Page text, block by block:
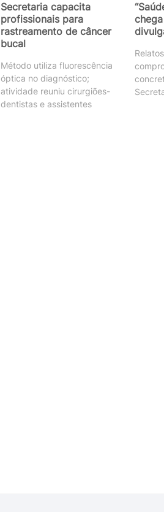
Secretaria capacita
profissionais para
rastreamento de câncer
bucal
Método utiliza fluorescência
óptica no diagnóstico;
atividade reuniu cirurgiões-
dentistas e assistentes